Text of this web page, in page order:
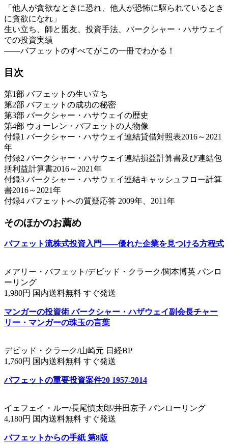
「他人が貪欲なときに恐れ、他人が恐怖に駆られているとき
に貪欲になれ」
生い立ち、師と盟友、投資手法、バークシャー・ハサウェイ
での投資実績
――バフェットのすべてがこの一冊でわかる！
目次
第1部 バフェットの生い立ち
第2部 バフェットの成功の秘密
第3部 バークシャー・ハサウェイの歴史
第4部 ウォーレン・バフェットの人物像
付録1 バークシャー・ハサウェイ連結貸借対照表2016～2021
年
付録2 バークシャー・ハサウェイ連結損益計算書及び連結包
括利益計算書2016～2021年
付録3 バークシャー・ハサウェイ連結キャッシュフロー計算
書2016～2021年
付録4 バフェットへの質疑応答 2009年、2011年
そのほかのお薦め
バフェット流株式投資入門――優れた企業を見つける方程式
メアリー・バフェット/デビッド・クラーク/関本博英 パンロ
ーリング
1,980円 国内送料無料 すぐ発送
マンガーの投資術 バークシャー・ハザウェイ副会長チャー
リー・マンガーの珠玉の言葉
デビッド・クラーク/山崎元 日経BP
1,760円 国内送料無料 すぐ発送
バフェットの重要投資案件20 1957-2014
イェフェイ・ルー/長尾慎太郎/井田京子 パンローリング
4,180円 国内送料無料 すぐ発送
バフェットからの手紙 第8版